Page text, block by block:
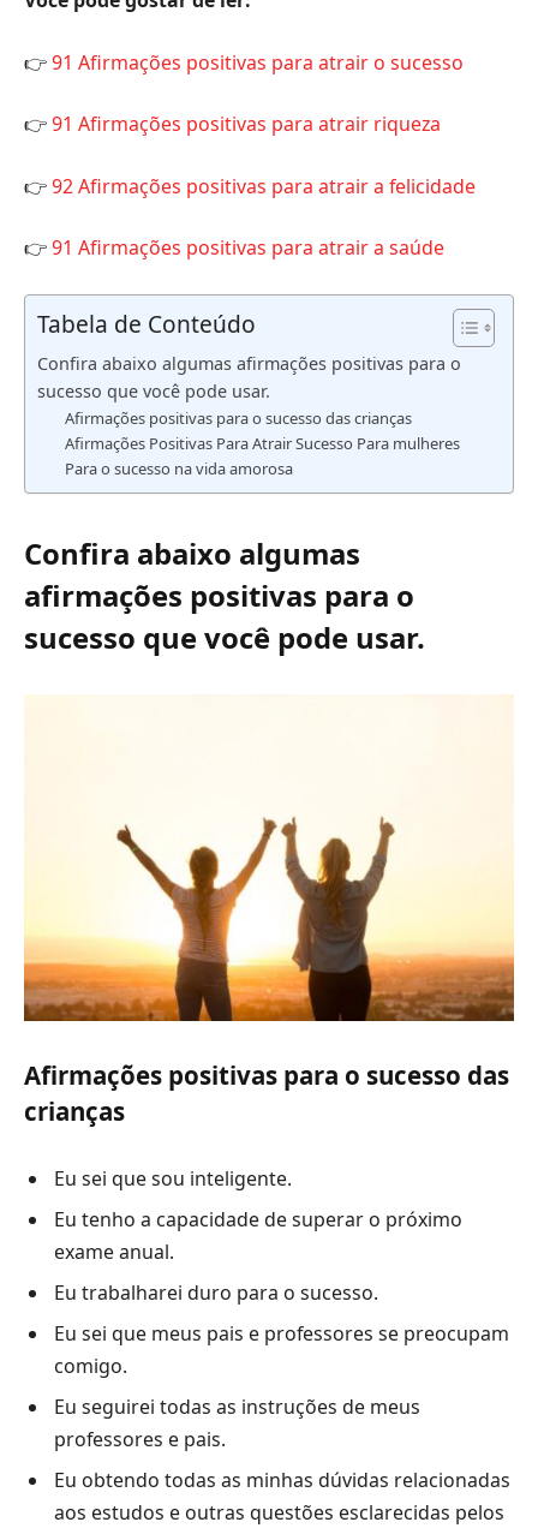
👉91 Afirmações positivas para atrair o sucesso
👉91 Afirmações positivas para atrair riqueza
👉92 Afirmações positivas para atrair a felicidade
👉91 Afirmações positivas para atrair a saúde
Tabela de Conteúdo
Confira abaixo algumas afirmações positivas para o
sucesso que você pode usar.
Afirmações positivas para o sucesso das crianças
Afirmações Positivas Para Atrair Sucesso Para mulheres
Para o sucesso na vida amorosa
Confira abaixo algumas
afirmações positivas para o
sucesso que você pode usar.
Afirmações positivas para o sucesso das
crianças
Eu sei que sou inteligente.
Eu tenho a capacidade de superar o próximo
exame anual.
Eu trabalharei duro para o sucesso.
Eu sei que meus pais e professores se preocupam
comigo.
Eu seguirei todas as instruções de meus
professores e pais.
Eu obtendo todas as minhas dúvidas relacionadas
aos estudos e outras questões esclarecidas pelos